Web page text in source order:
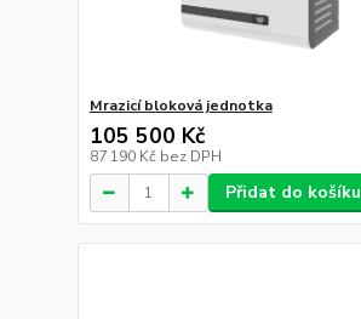
Mrazicí bloková jednotka
105 500 Kč
87 190 Kč bez DPH
Přidat do košíku